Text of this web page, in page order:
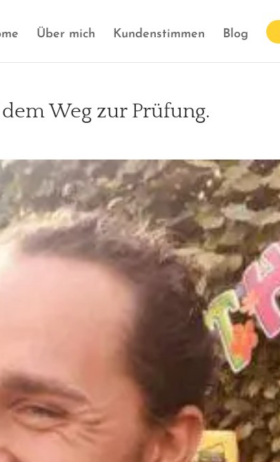
Über mich Kundenstimmen Blog
Weg zur Prüfung.